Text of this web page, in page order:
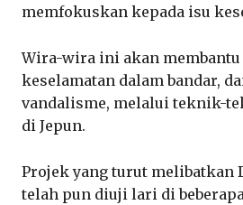
memfokuskan kepada isu
Wira-wira ini akan
keselamatan dalam bandar,
vandalisme, melalui teknik-
di Jepun.
Projek yang turut melibatkan
telah pun diuji lari di